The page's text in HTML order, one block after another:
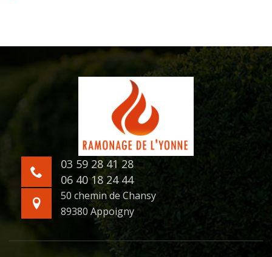
03 59 28 41 28
06 40 18 24 44
50 chemin de Chansy
89380 Appoigny